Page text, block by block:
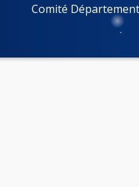
Comité